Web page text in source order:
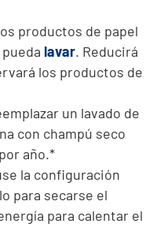
productos de papel
lavar. Reducirá
los productos de
un lavado de
con champú seco
año.*
la configuración
para secarse el
para calentar el